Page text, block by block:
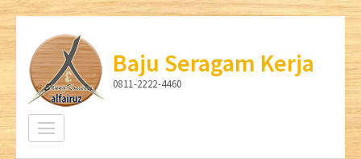
Lompat
konten
(Tekan
Enter)
Baju Seragam Kerja
0811-2222-4460